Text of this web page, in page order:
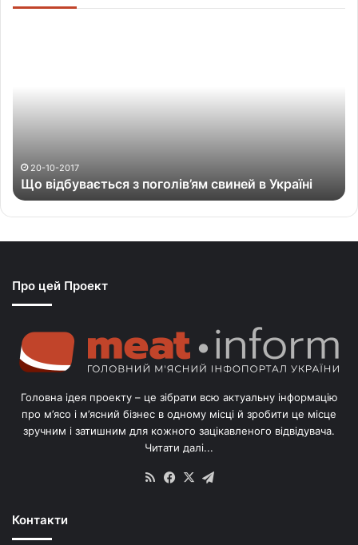
т
ь
п
о
е
й
20-10-2017
Що відбувається з поголів’ям свиней в Україні
Про цей Проект
Головна ідея проекту – це зібрати всю актуальну інформацію
про м’ясо і м’ясний бізнес в одному місці й зробити це місце
зручним і затишним для кожного зацікавленого відвідувача.
Читати далі...
RSS Facebook
X
Контакти